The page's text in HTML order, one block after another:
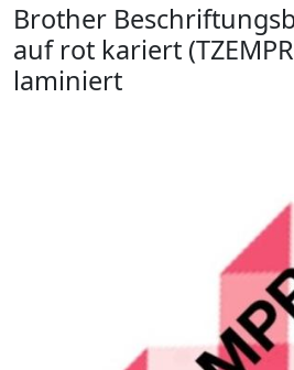
Brother
auf rot kariert
laminiert